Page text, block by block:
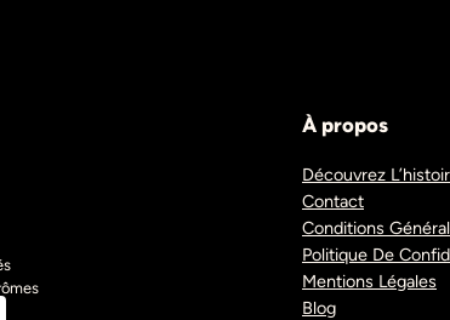
À propos
Découvrez
Contact
Conditions
Politique De
Mentions Légales
Blog